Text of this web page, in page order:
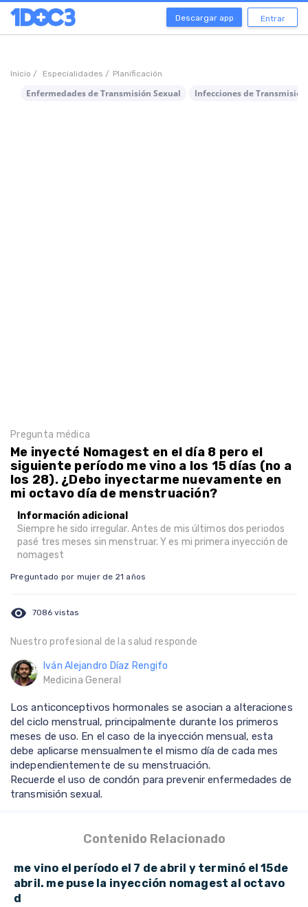
Descargar app Entrar
Inicio / Especialidades / Planificación
Enfermedades de Transmisión Sexual Infecciones de
Pregunta médica
Me inyecté Nomagest en el día 8 pero el
siguiente período me vino a los 15 días (no a
los 28). ¿Debo inyectarme nuevamente en
mi octavo día de menstruación?
Información adicional
Siempre he sido irregular. Antes de mis últimos dos periodos
pasé tres meses sin menstruar. Y es mi primera inyección de
nomagest
Preguntado por mujer de 21 años
visibility 7086 vistas
Nuestro profesional de la salud responde
Iván Alejandro Díaz Rengifo
Medicina General
Los anticonceptivos hormonales se asocian a alteraciones
del ciclo menstrual, principalmente durante los primeros
meses de uso. En el caso de la inyección mensual, esta
debe aplicarse mensualmente el mismo día de cada mes
independientemente de su menstruación.
Recuerde el uso de condón para prevenir enfermedades de
transmisión sexual.
Contenido Relacionado
me vino el período el 7 de abril y terminó el 15de
abril. me puse la inyección nomagest al octavo
d